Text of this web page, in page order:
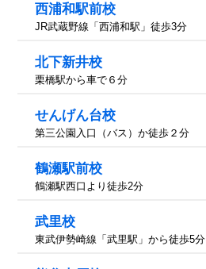
西浦和駅前校
JR武蔵野線「西浦和駅」徒歩3分
北下新井校
栗橋駅から車で６分
せんげん台校
第三公園入口（バス）か徒歩２分
鶴瀬駅前校
鶴瀬駅西口より徒歩2分
武里校
東武伊勢崎線「武里駅」から徒歩5分